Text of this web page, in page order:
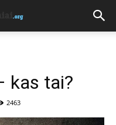
kas tai?
2463